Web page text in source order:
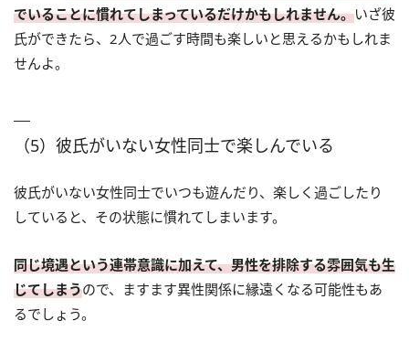
でいることに慣れてしまっているだけかもしれません。いざ彼
氏ができたら、2人で過ごす時間も楽しいと思えるかもしれま
せんよ。
（5）彼氏がいない女性同士で楽しんでいる
彼氏がいない女性同士でいつも遊んだり、楽しく過ごしたり
していると、その状態に慣れてしまいます。
同じ境遇という連帯意識に加えて、男性を排除する雰囲気も生
じてしまうので、ますます異性関係に縁遠くなる可能性もあ
るでしょう。